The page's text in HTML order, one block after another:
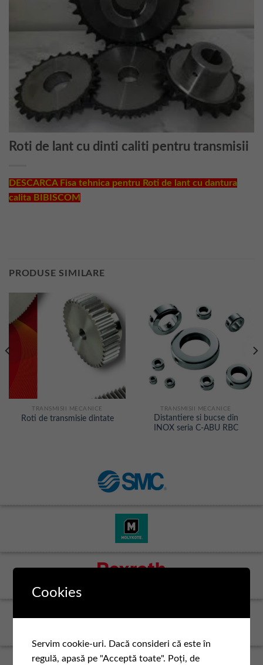
Roti de lant cu dinti caliti pentru transmisii
DESCARCA Fisa tehnica pentru Roti de lant cu dantura
calita BIBISCOM
PRODUSE SIMILARE
TRANSMISII MECANICE
Roti de transmisie dintate
TRANSMISII MECANICE
Distantiere si bucse din
INOX seria C-ABU RBC
Cookies
Servim cookie-uri. Dacă consideri că este în
regulă, apasă pe "Acceptă toate". Poți, de